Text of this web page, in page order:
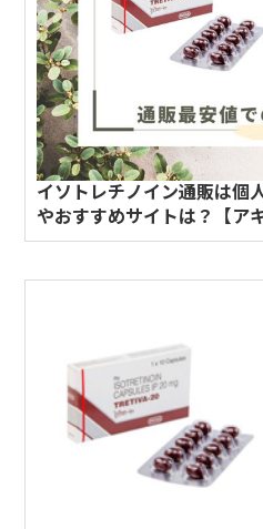
イソトレチノイン通販は個
やおすすめサイトは？【ア